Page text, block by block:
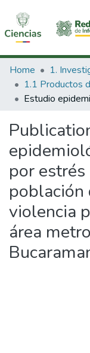
Communities &
All of DSpace
Home
por
población
violencia
área